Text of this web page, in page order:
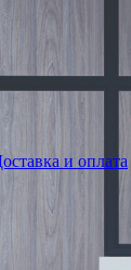
и оплата